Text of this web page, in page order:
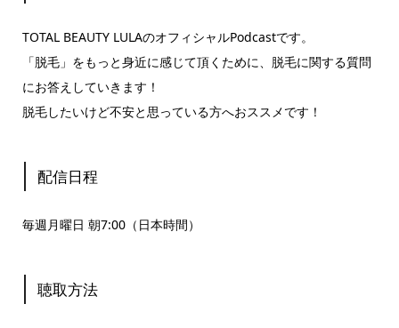
TOTAL BEAUTY LULAのオフィシャルPodcastです。
「脱毛」をもっと身近に感じて頂くために、脱毛に関する質問
にお答えしていきます！
脱毛したいけど不安と思っている方へおススメです！
配信日程
毎週月曜日 朝7:00（日本時間）
聴取方法